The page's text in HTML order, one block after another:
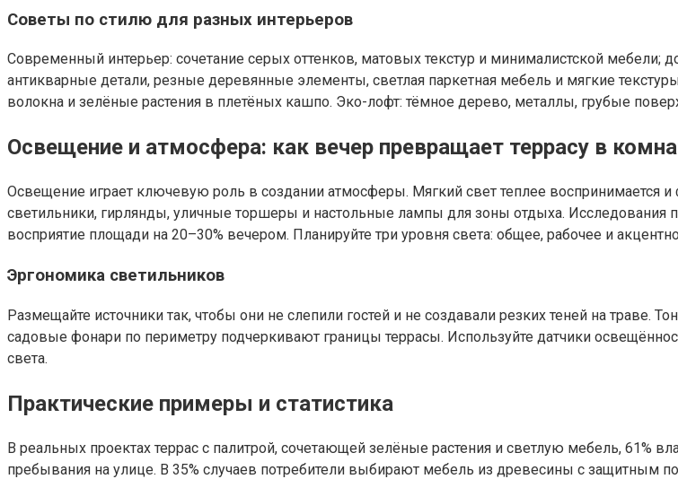
Советы по стилю для разных интерьеров
Современный интерьер: сочетание серых оттенков, матовых текстур и минималистской мебели;
антикварные детали, резные деревянные элементы, светлая паркетная мебель и мягкие
волокна и зелёные растения в плетёных кашпо. Эко-лофт: тёмное дерево, металлы, грубые
Освещение и атмосфера: как вечер превращает террасу в
Освещение играет ключевую роль в создании атмосферы. Мягкий свет теплее воспринимается
светильники, гирлянды, уличные торшеры и настольные лампы для зоны отдыха. Исследования
восприятие площади на 20–30% вечером. Планируйте три уровня света: общее, рабочее и
Эргономика светильников
Размещайте источники так, чтобы они не слепили гостей и не создавали резких теней на траве.
садовые фонари по периметру подчеркивают границы террасы. Используйте датчики
света.
Практические примеры и статистика
В реальных проектах террас с палитрой, сочетающей зелёные растения и светлую мебель, 61%
пребывания на улице. В 35% случаев потребители выбирают мебель из древесины с защитным